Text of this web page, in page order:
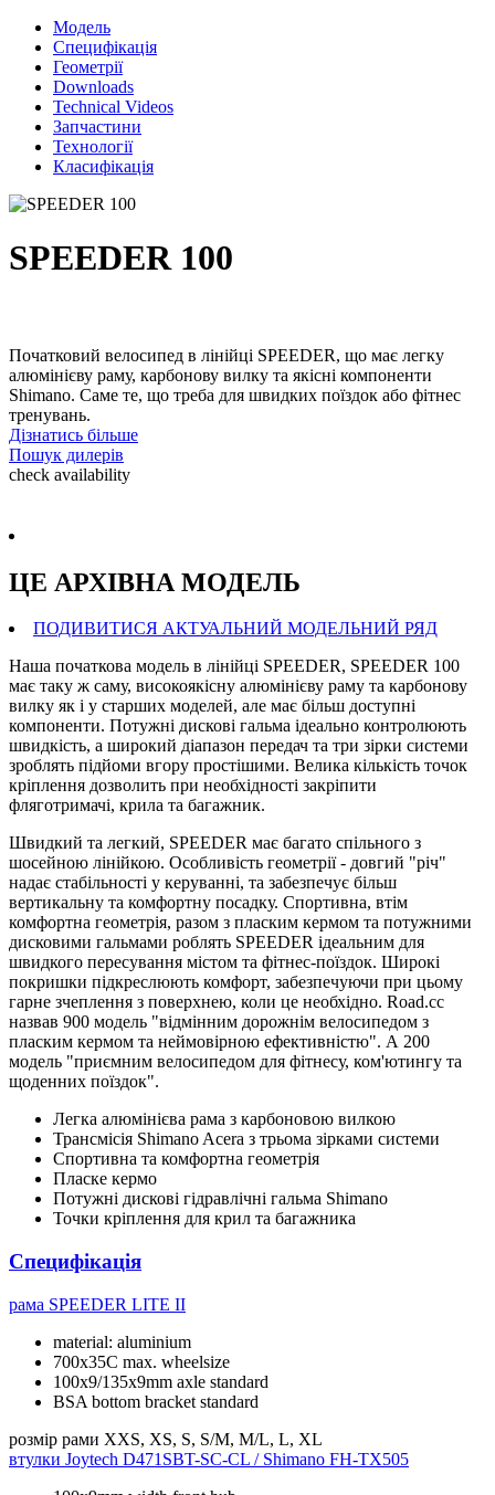
Модель
Специфікація
Геометрії
Downloads
Technical Videos
Запчастини
Технології
Класифікація
SPEEDER 100
Початковий велосипед в лінійці SPEEDER, що має легку
алюмінієву раму, карбонову вилку та якісні компоненти
Shimano. Саме те, що треба для швидких поїздок або фітнес
тренувань.
Дізнатись більше
Пошук дилерів
check availability
ЦЕ АРХIВНА МОДЕЛЬ
ПОДИВИТИСЯ АКТУАЛЬНИЙ МОДЕЛЬНИЙ РЯД
Наша початкова модель в лінійці SPEEDER, SPEEDER 100
має таку ж саму, високоякісну алюмінієву раму та карбонову
вилку як і у старших моделей, але має більш доступні
компоненти. Потужні дискові гальма ідеально контролюють
швидкість, а широкий діапазон передач та три зірки системи
зроблять підйоми вгору простішими. Велика кількість точок
кріплення дозволить при необхідності закріпити
фляготримачі, крила та багажник.
Швидкий та легкий, SPEEDER має багато спільного з
шосейною лінійкою. Особливість геометрії - довгий "річ"
надає стабільності у керуванні, та забезпечує більш
вертикальну та комфортну посадку. Спортивна, втім
комфортна геометрія, разом з пласким кермом та потужними
дисковими гальмами роблять SPEEDER ідеальним для
швидкого пересування містом та фітнес-поїздок. Широкі
покришки підкреслюють комфорт, забезпечуючи при цьому
гарне зчеплення з поверхнею, коли це необхідно. Road.cc
назвав 900 модель "відмінним дорожнім велосипедом з
пласким кермом та неймовірною ефективністю". А 200
модель "приємним велосипедом для фітнесу, ком'ютингу та
щоденних поїздок".
Легка алюмінієва рама з карбоновою вилкою
Трансмісія Shimano Acera з трьома зірками системи
Спортивна та комфортна геометрія
Пласке кермо
Потужні дискові гідравлічні гальма Shimano
Точки кріплення для крил та багажника
Специфікація
рама SPEEDER LITE II
material: aluminium
700x35C max. wheelsize
100x9/135x9mm axle standard
BSA bottom bracket standard
розмір рами XXS, XS, S, S/M, M/L, L, XL
втулки Joytech D471SBT-SC-CL / Shimano FH-TX505